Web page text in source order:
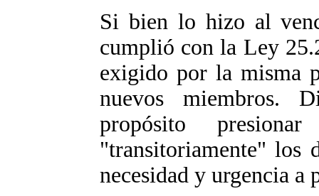
Si bien lo hizo al
cumplió con la Ley
exigido por la misma
nuevos miembros.
propósito
"transitoriamente" los
necesidad y urgencia